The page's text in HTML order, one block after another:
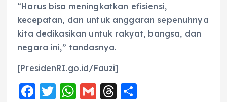
“Harus bisa meningkatkan efisiensi,
kecepatan, dan untuk anggaran sepenuhnya
kita dedikasikan untuk rakyat, bangsa, dan
negara ini,” tandasnya.
[PresidenRI.go.id/Fauzi]
F
T
W G T